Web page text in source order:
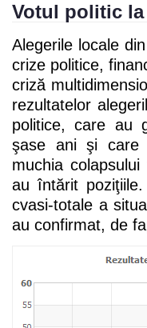
Votul politic
Alegerile locale
crize politice,
criză
rezultatelor
politice, care au
şase ani şi care
muchia
au întărit
cvasi-totale a
au confirmat, de